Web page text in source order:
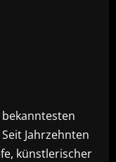
Jahrzehnten
künstlerischer